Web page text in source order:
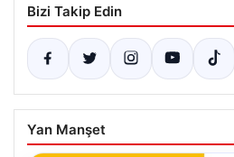
Bizi Takip Edin
Yan Manşet